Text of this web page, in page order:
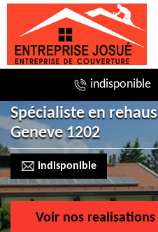
indisponible
Spécialiste en
Geneve 1202
indisponible
Voir nos realisations